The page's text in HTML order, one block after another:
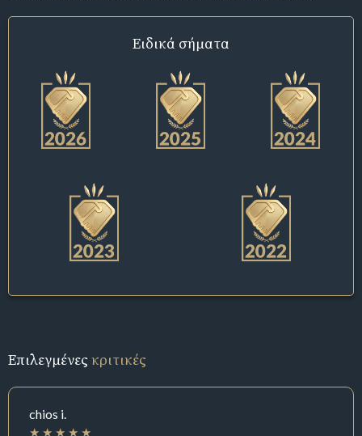
Ειδικά σήματα
Επιλεγμένεςκριτικές
chios i.